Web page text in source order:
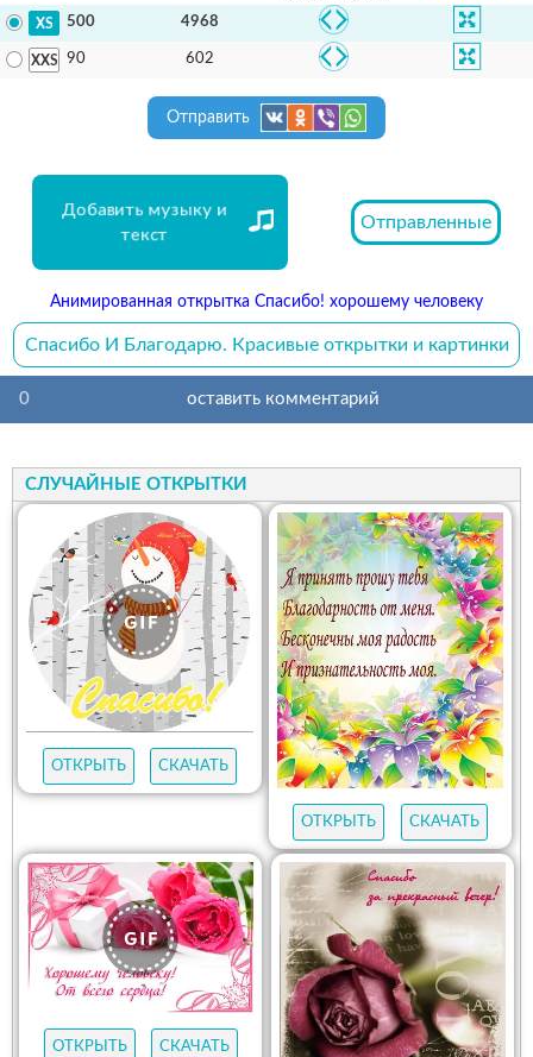
500 4968
90 602
Отправить
Добавить музыку и
текст
Отправленные
Анимированная открытка Спасибо! хорошему человеку
Спасибо И Благодарю. Красивые открытки и картинки
0 оставить комментарий
СЛУЧАЙНЫЕ ОТКРЫТКИ
ОТКРЫТЬ СКАЧАТЬ
ОТКРЫТЬ СКАЧАТЬ
ОТКРЫТЬ СКАЧАТЬ